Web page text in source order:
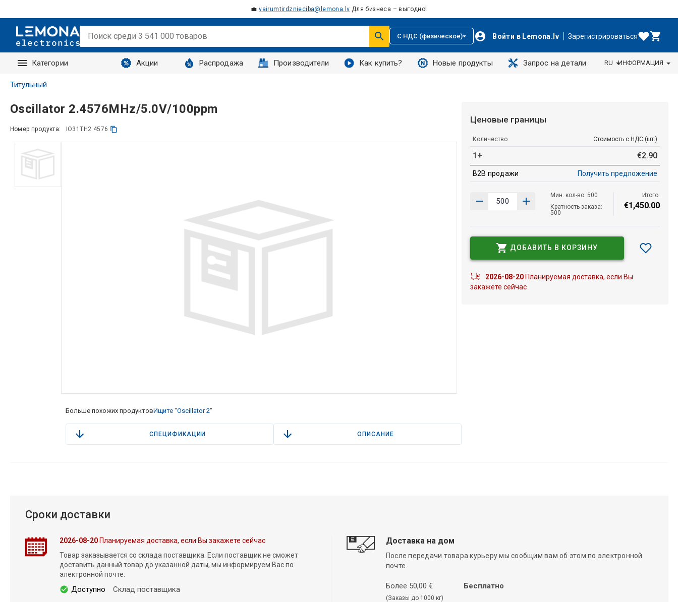
💼vairumtirdznieciba@lemona.lv Для бизнеса – выгодно!
С НДС (физическое) Войти в Lemona.lv Зарегистрироваться
Категории Акции Распродажа Производители Как купить? Новые продукты Запрос на детали
Запросы
RU ИНФОРМАЦИЯ
Титульный
Oscillator 2.4576MHz/5.0V/100ppm
Номер продукта: IO31TH2.4576
Больше похожих продуктовИщите "Oscillator 2"
СПЕЦИФИКАЦИИ ОПИСАНИЕ
Ценовые границы
Количество Стоимость с НДС (шт.)
1+ €2.90
B2B продажи Получить предложение
Мин. кол-во: 500
Кратность заказа:
500
Итого:
€1,450.00
ДОБАВИТЬ В КОРЗИНУ
2026-08-20Планируемая доставка, если Вы
закажете сейчас
Сроки доставки
2026-08-20Планируемая доставка, если Вы закажете сейчас
Товар заказывается со склада поставщика. Если поставщик не сможет
доставить данный товар до указанной даты, мы информируем Вас по
электронной почте.
Доступно Склад поставщика
Доставка на дом
После передачи товара курьеру мы сообщим вам об этом по электронной
почте.
Более 50,00 €
(Заказы до 1000 кг)
Бесплатно